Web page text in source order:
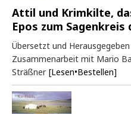
Attil und Krimkilte,
Epos zum Sagenkreis
Übersetzt und
Zusammenarbeit mit Mario
Sträßner [Lesen•Bestellen]